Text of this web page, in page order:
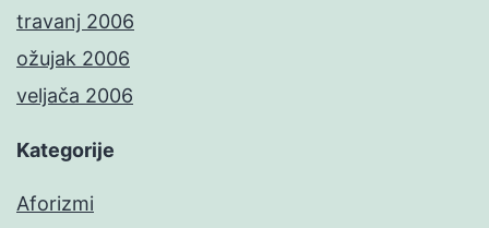
travanj 2006
ožujak 2006
veljača 2006
Kategorije
Aforizmi